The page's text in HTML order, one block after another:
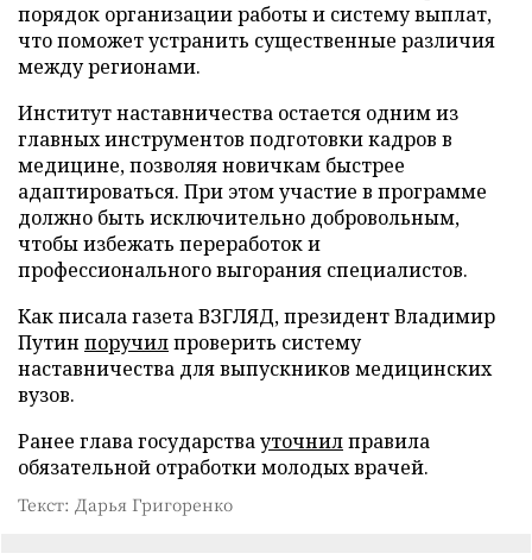
порядок организации работы и систему выплат,
что поможет устранить существенные различия
между регионами.
Институт наставничества остается одним из
главных инструментов подготовки кадров в
медицине, позволяя новичкам быстрее
адаптироваться. При этом участие в программе
должно быть исключительно добровольным,
чтобы избежать переработок и
профессионального выгорания специалистов.
Как писала газета ВЗГЛЯД, президент Владимир
Путин поручилпроверить систему
наставничества для выпускников медицинских
вузов.
Ранее глава государствауточнилправила
обязательной отработки молодых врачей.
Текст: Дарья Григоренко